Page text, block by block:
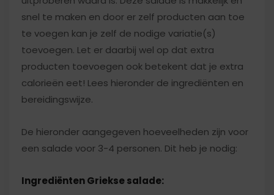
snel te maken en door er zelf producten aan toe
te voegen kan je zelf de nodige variatie(s)
toevoegen. Let er daarbij wel op dat extra
producten toevoegen ook betekent dat je extra
calorieën eet! Lees hieronder de ingrediënten en
bereidingswijze.
De hieronder aangegeven hoeveelheden zijn voor
een salade voor 3-4 personen. Dit heb je nodig:
Ingrediënten Griekse salade: